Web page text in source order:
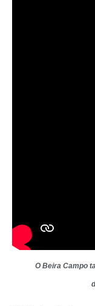
O Beira Campo